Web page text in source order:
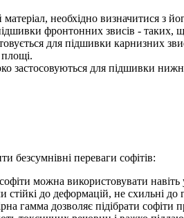
необхідно визначитися з
фронтонних звисів - таких,
для підшивки карнизних
площі.
застосовуються для підшивки
безсумнівні переваги софітів:
софіти можна використовувати
стійкі до деформацій, не схильні
гамма дозволяє підібрати